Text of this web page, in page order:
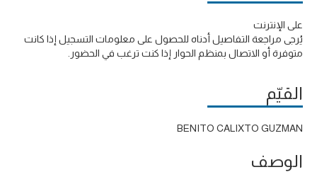
على الإنترنت
يُرجى مراجعة التفاصيل أدناه للحصول على معلومات التسجيل إذا كانت
متوفرة أو الاتصال بمنظم الحوار إذا كنت ترغب في الحضور.
القيّم
BENITO CALIXTO GUZMAN
الوصف